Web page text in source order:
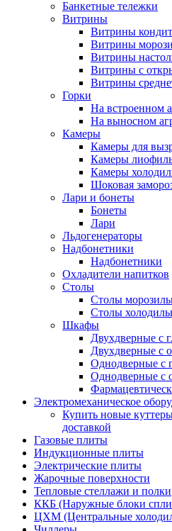
Банкетные тележки
Витрины
Витрины
Витрины
Витрины
Витрины с
Витрины
Горки
На встроенном
На выносном
Камеры
Камеры для
Камеры
Камеры
Шоковая
Лари и бонеты
Бонеты
Лари
Льдогенераторы
Надбонетники
Надбонетники
Охладители напитков
Столы
Столы
Столы
Шкафы
Двухдверные с
Двухдверные с
Однодверные с
Однодверные с
Электромеханическое
Купить новые
доставкой
Газовые плиты
Индукционные плиты
Электрические плиты
Жарочные поверхности
Тепловые стеллажи и полки
ККБ (Наружные блоки
ЦХМ (Центральные